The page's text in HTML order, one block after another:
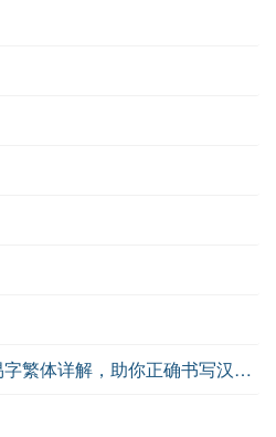
易的繁体字怎么写？这份易字繁体详解，助你正确书写汉字_汉字繁体学习